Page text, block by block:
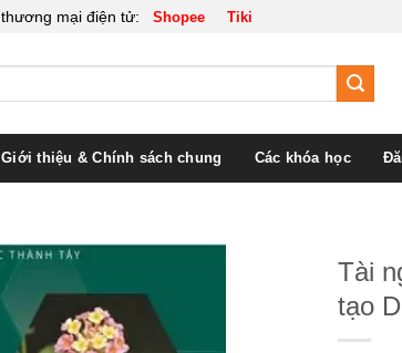
mại điện tử: Shopee Tiki
Giới thiệu & Chính sách chung Các khóa học
Tài
tạo